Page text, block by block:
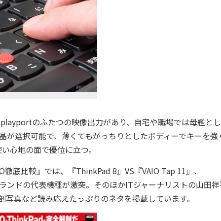
のふたつの映像出力があり、自宅や職場では母艦と
選択可能で、薄くてもがっちりとしたボディーでキーを強
心地の面で優位に立つ。
比較』では、『ThinkPad 8』VS『VAIO Tap 11』、
ンドの代表機種が激突。そのほかITジャーナリストの山田
真など読み応えたっぷりのネタを掲載しています。